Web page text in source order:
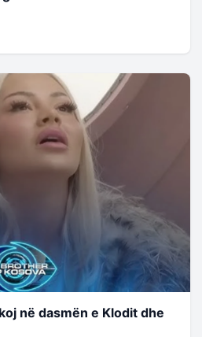
në dasmën e Klodit dhe